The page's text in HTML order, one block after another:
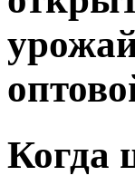
Когда